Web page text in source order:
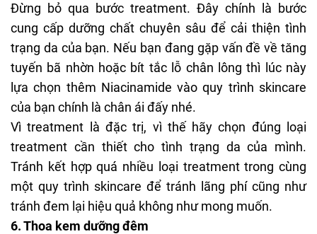
Đừng bỏ qua bước treatment. Đây chính là bước
cung cấp dưỡng chất chuyên sâu để cải thiện tình
trạng da của bạn. Nếu bạn đang gặp vấn đề về tăng
tuyến bã nhờn hoặc bít tắc lỗ chân lông thì lúc này
lựa chọn thêm Niacinamide vào quy trình skincare
của bạn chính là chân ái đấy nhé.
Vì treatment là đặc trị, vì thế hãy chọn đúng loại
treatment cần thiết cho tình trạng da của mình.
Tránh kết hợp quá nhiều loại treatment trong cùng
một quy trình skincare để tránh lãng phí cũng như
tránh đem lại hiệu quả không như mong muốn.
6. Thoa kem dưỡng đêm